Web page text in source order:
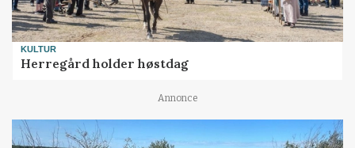
KULTUR
Herregård holder høstdag
Annonce